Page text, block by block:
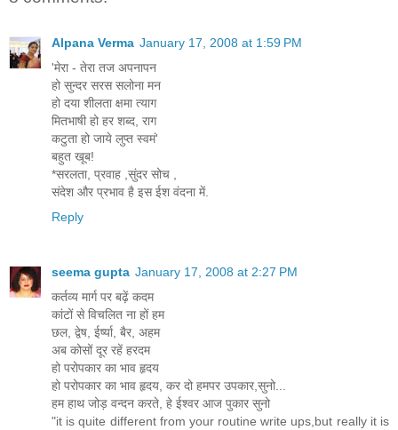
Alpana Verma January 17, 2008 at 1:59 PM
'मेरा - तेरा तज अपनापन
हो सुन्दर सरस सलोना मन
हो दया शीलता क्षमा त्याग
मितभाषी हो हर शब्द, राग
कटुता हो जाये लुप्त स्वमं'
बहुत खूब!
*सरलता, प्रवाह ,सुंदर सोच ,
संदेश और प्रभाव है इस ईश वंदना में.
Reply
seema gupta January 17, 2008 at 2:27 PM
कर्तव्य मार्ग पर बढ़ें कदम
कांटों से विचलित ना हों हम
छल, द्वेष, ईर्ष्या, बैर, अहम
अब कोसों दूर रहें हरदम
हो परोपकार का भाव हृदय
हो परोपकार का भाव हृदय, कर दो हमपर उपकार,सुनो...
हम हाथ जोड़ वन्दन करते, हे ईश्वर आज पुकार सुनो
"it is quite different from your routine write ups,but really it is